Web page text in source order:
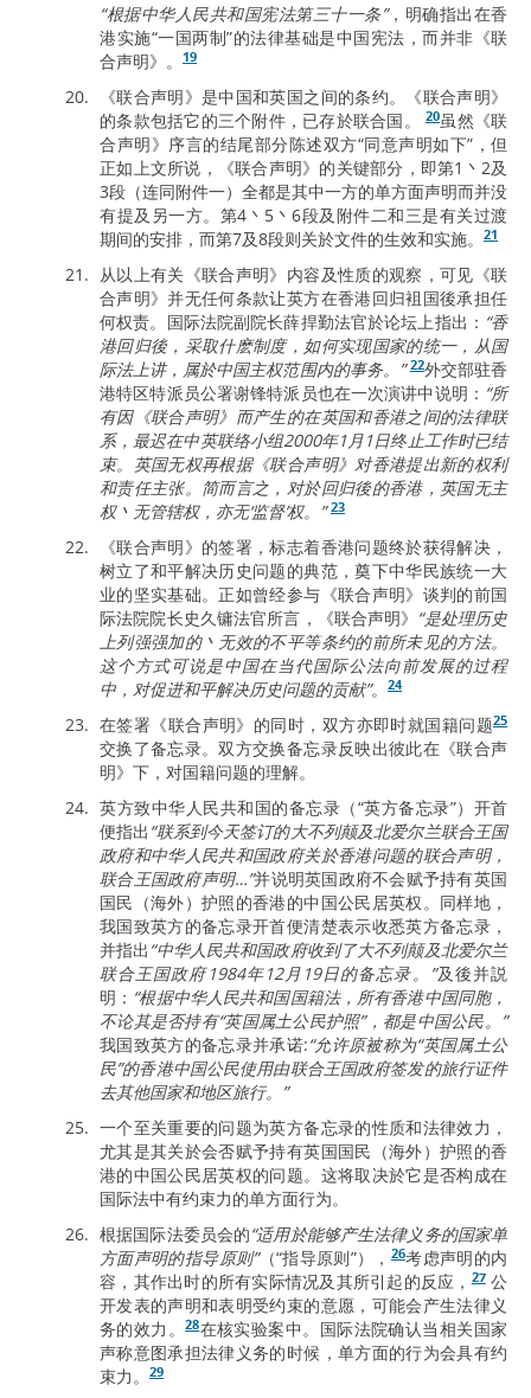
“根据中华人民共和国宪法第三十一条”，明确指出在香
港实施“一国两制”的法律基础是中国宪法，而并非《联
合声明》。
19
《联合声明》是中国和英国之间的条约。《联合声明》
的条款包括它的三个附件，已存於联合国。
20虽然《联
合声明》序言的结尾部分陈述双方“同意声明如下”，但
正如上文所说，《联合声明》的关键部分，即第1丶2及
3段（连同附件一）全都是其中一方的单方面声明而并没
有提及另一方。第4丶5丶6段及附件二和三是有关过渡
期间的安排，而第7及8段则关於文件的生效和实施。
21
从以上有关《联合声明》内容及性质的观察，可见《联
合声明》并无任何条款让英方在香港回归袓国後承担任
何权责。国际法院副院长薛捍勤法官於论坛上指出： “香
港回归後，采取什麽制度，如何实现国家的统一，从国
际法上讲，属於中国主权范围内的事务。”22外交部驻香
港特区特派员公署谢锋特派员也在一次演讲中说明： “所
有因《联合声明》而产生的在英国和香港之间的法律联
系，最迟在中英联络小组2000年1月1日终止工作时已结
束。英国无权再根据《联合声明》对香港提出新的权利
和责任主张。简而言之，对於回归後的香港，英国无主
权丶无管辖权，亦无‘监督’权。”23
《联合声明》的签署，标志着香港问题终於获得解决，
树立了和平解决历史问题的典范，奠下中华民族统一大
业的坚实基础。正如曾经参与《联合声明》谈判的前国
际法院院长史久镛法官所言，《联合声明》 “是处理历史
上列强强加的丶无效的不平等条约的前所未见的方法。
这个方式可说是中国在当代国际公法向前发展的过程
中，对促进和平解决历史问题的贡献”。 24
在签署《联合声明》的同时，双方亦即时就国籍问题25
交换了备忘录。双方交换备忘录反映出彼此在《联合声
明》下，对国籍问题的理解。
英方致中华人民共和国的备忘录（“英方备忘录”）开首
便指出 “联系到今天签订的大不列颠及北爱尔兰联合王国
政府和中华人民共和国政府关於香港问题的联合声明，
联合王国政府声明…”并说明英国政府不会赋予持有英国
国民（海外）护照的香港的中国公民居英权。同样地，
我国致英方的备忘录开首便清楚表示收悉英方备忘录，
并指出 “中华人民共和国政府收到了大不列颠及北爱尔兰
联合王国政府1984年12月19日的备忘录。”及後并説
明： “根据中华人民共和国国籍法，所有香港中国同胞，
不论其是否持有“英国属土公民护照”，都是中国公民。”
我国致英方的备忘录并承诺:“允许原被称为“英国属土公
民”的香港中国公民使用由联合王国政府签发的旅行证件
去其他国家和地区旅行。”
一个至关重要的问题为英方备忘录的性质和法律效力，
尤其是其关於会否赋予持有英国国民（海外）护照的香
港的中国公民居英权的问题。这将取决於它是否构成在
国际法中有约束力的单方面行为。
根据国际法委员会的“适用於能够产生法律义务的国家单
方面声明的指导原则”（“指导原则”），26考虑声明的内
容，其作出时的所有实际情况及其所引起的反应，27公
开发表的声明和表明受约束的意愿，可能会产生法律义
务的效力。28在核实验案中。国际法院确认当相关国家
声称意图承担法律义务的时候，单方面的行为会具有约
束力。
29